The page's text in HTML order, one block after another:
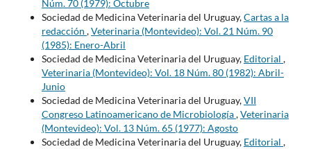
Núm. 70 (1979): Octubre
Sociedad de Medicina Veterinaria del Uruguay,Cartas a la
redacción ,Veterinaria (Montevideo): Vol. 21 Núm. 90
(1985): Enero-Abril
Sociedad de Medicina Veterinaria del Uruguay, Editorial ,
Veterinaria (Montevideo): Vol. 18 Núm. 80 (1982): Abril-
Junio
Sociedad de Medicina Veterinaria del Uruguay,VII
Congreso Latinoamericano de Microbiología,Veterinaria
(Montevideo): Vol. 13 Núm. 65 (1977): Agosto
Sociedad de Medicina Veterinaria del Uruguay, Editorial ,